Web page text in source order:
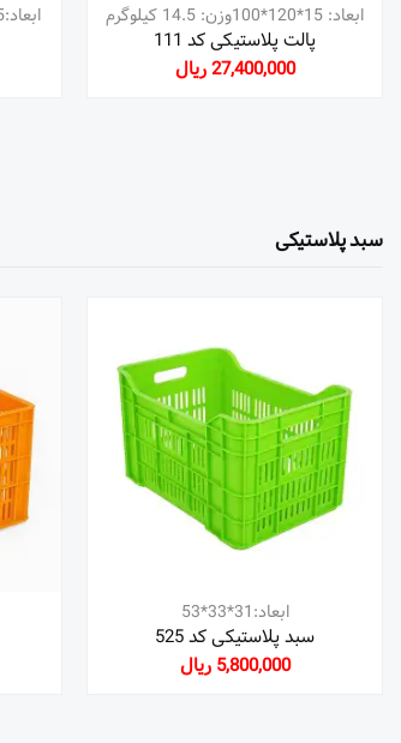
ابعاد:15*110*130وزن: 18.5 کیلوگرم ابعاد: 15*120*100وزن: 14.5 کیلوگرم
پالت پلاستیکی کد 111
27,400,000 ریال
سبد پلاستیکی
ابعاد:31*33*53
سبد پلاستیکی کد 525
5,800,000 ریال